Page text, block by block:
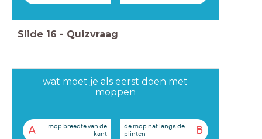
Slide 16 - Quizvraag
wat moet je als eerst doen met
moppen
A
mop breedte van de
kant
B
de mop nat langs de
plinten